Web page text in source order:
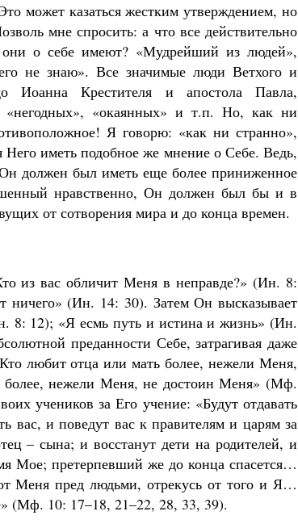
может казаться жестким утверждением, но
мне спросить: а что все действительно
о себе имеют? «Мудрейший из людей»,
не знаю». Все значимые люди Ветхого и
Крестителя и апостола Павла,
«негодных», «окаянных» и т.п. Но, как ни
Я говорю: «как ни странно»,
иметь подобное же мнение о Себе. Ведь,
должен был иметь еще более приниженное
нравственно, Он должен был бы и в
от сотворения мира и до конца времен.
из вас обличит Меня в неправде?» (Ин. 8:
ничего» (Ин. 14: 30). Затем Он высказывает
8: 12); «Я есмь путь и истина и жизнь» (Ин.
преданности Себе, затрагивая даже
любит отца или мать более, нежели Меня,
нежели Меня, не достоин Меня» (Мф.
учеников за Его учение: «Будут отдавать
вас, и поведут вас к правителям и царям за
– сына; и восстанут дети на родителей, и
Мое; претерпевший же до конца спасется…
Меня пред людьми, отрекусь от того и Я…
(Мф. 10: 17–18, 21–22, 28, 33, 39).